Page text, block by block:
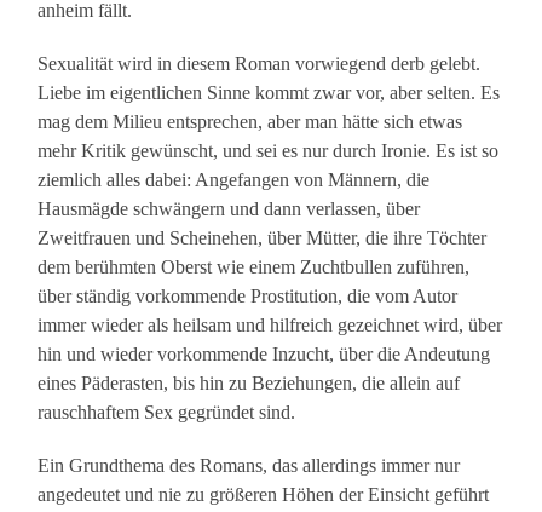
anheim fällt.
Sexualität wird in diesem Roman vorwiegend derb gelebt.
Liebe im eigentlichen Sinne kommt zwar vor, aber selten. Es
mag dem Milieu entsprechen, aber man hätte sich etwas
mehr Kritik gewünscht, und sei es nur durch Ironie. Es ist so
ziemlich alles dabei: Angefangen von Männern, die
Hausmägde schwängern und dann verlassen, über
Zweitfrauen und Scheinehen, über Mütter, die ihre Töchter
dem berühmten Oberst wie einem Zuchtbullen zuführen,
über ständig vorkommende Prostitution, die vom Autor
immer wieder als heilsam und hilfreich gezeichnet wird, über
hin und wieder vorkommende Inzucht, über die Andeutung
eines Päderasten, bis hin zu Beziehungen, die allein auf
rauschhaftem Sex gegründet sind.
Ein Grundthema des Romans, das allerdings immer nur
angedeutet und nie zu größeren Höhen der Einsicht geführt